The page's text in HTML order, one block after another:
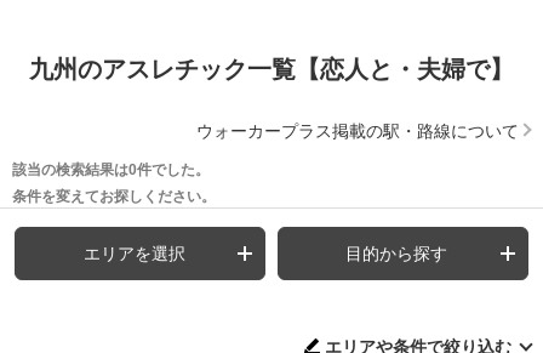
九州のアスレチック一覧【恋人と・夫婦で】
ウォーカープラス掲載の駅・路線について
該当の検索結果は0件でした。
条件を変えてお探しください。
エリアを選択 目的から探す
エリアや条件で絞り込む